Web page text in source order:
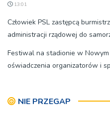
13:01
Człowiek PSL zastępcą
administracji rządowej do
Festiwal na stadionie w Nowym
oświadczenia organizatorów i
NIE PRZEGAP